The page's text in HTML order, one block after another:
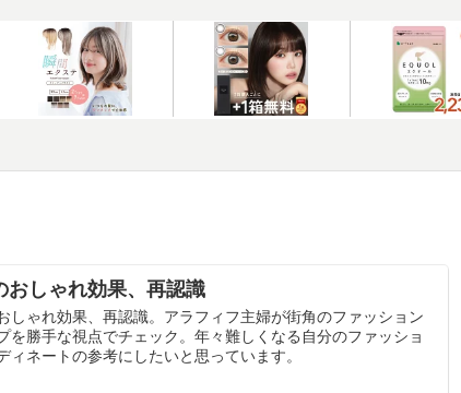
おしゃれ効果、再認識
しゃれ効果、再認識。アラフィフ主婦が街角のファッション
を勝手な視点でチェック。年々難しくなる自分のファッショ
ィネートの参考にしたいと思っています。